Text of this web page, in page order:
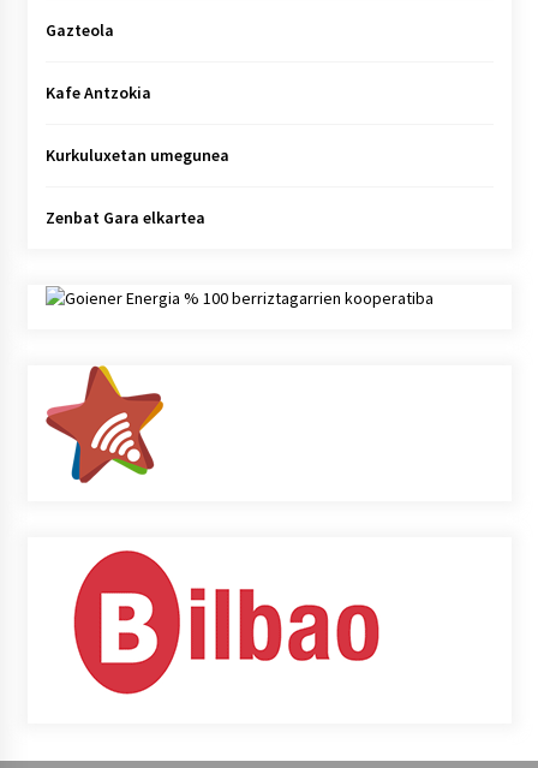
Gazteola
Kafe Antzokia
Kurkuluxetan umegunea
Zenbat Gara elkartea